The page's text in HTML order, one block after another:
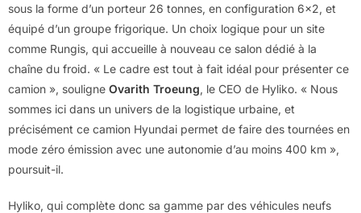
sous la forme d’un porteur 26 tonnes, en configuration 6×2, et
équipé d’un groupe frigorique. Un choix logique pour un site
comme Rungis, qui accueille à nouveau ce salon dédié à la
chaîne du froid. « Le cadre est tout à fait idéal pour présenter ce
camion », souligne Ovarith Troeung, le CEO de Hyliko. « Nous
sommes ici dans un univers de la logistique urbaine, et
précisément ce camion Hyundai permet de faire des tournées en
mode zéro émission avec une autonomie d’au moins 400 km »,
poursuit-il.
Hyliko, qui complète donc sa gamme par des véhicules neufs